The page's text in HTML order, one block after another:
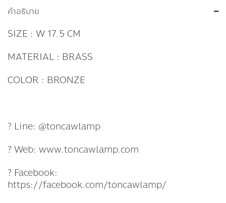
คำอธิบาย
SIZE : W 17.5 CM
MATERIAL : BRASS
COLOR : BRONZE
? Line: @toncawlamp
? Web: www.toncawlamp.com
? Facebook:
https://facebook.com/toncawlamp/